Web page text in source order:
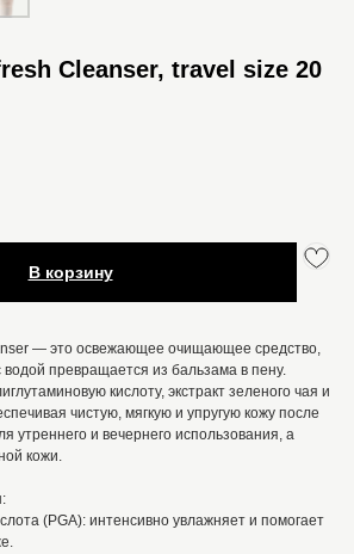
Cleanser, travel size 20
В корзину
— это освежающее очищающее средство,
водой превращается из бальзама в пену.
кислоту, экстракт зеленого чая и
чистую, мягкую и упругую кожу после
утреннего и вечернего использования, а
кожи.
(PGA): интенсивно увлажняет и помогает